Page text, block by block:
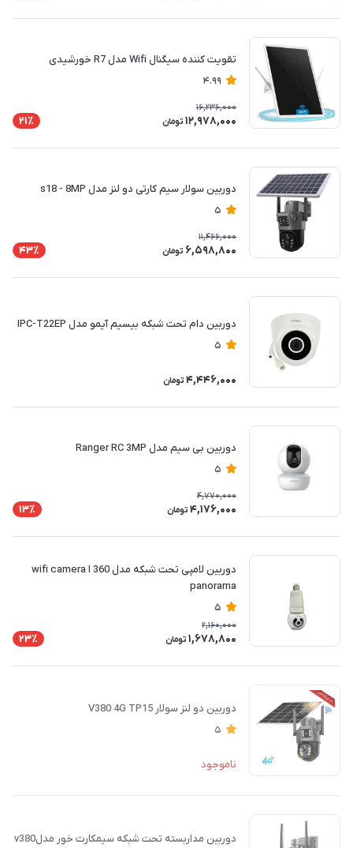
تقویت کننده سیگنال Wifi مدل R7 خورشیدی
4.99
16,236,000
12,978,000 تومان 21٪
دوربین سولار سیم کارتی دو لنز مدل s18 - 8MP
5
11,466,000
6,598,800 تومان 43٪
دوربین دام تحت شبکه بیسیم آیمو مدل IPC-T22EP
5
4,446,000 تومان
دوربین بی سیم مدل Ranger RC 3MP
5
4,770,000
4,176,000 تومان 13٪
دوربین لامپی تحت شبکه مدل 360 ا wifi camera
panorama
5
2,160,000
1,678,800 تومان 23٪
دوربین دو لنز سولار V380 4G TP15
5
ناموجود
دوربین مداربسته تحت شبکه سیمکارت خور مدلv380